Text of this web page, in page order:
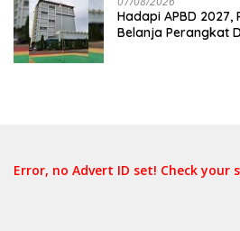
Hadapi APBD 2027,
Belanja Perangkat
Error, no Advert ID set! Check your